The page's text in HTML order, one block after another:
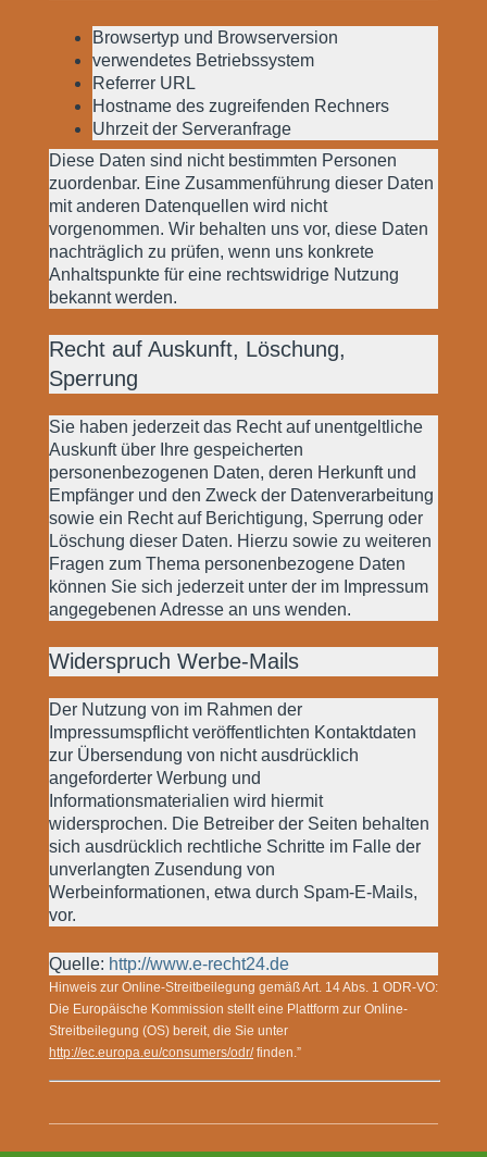
Browsertyp und Browserversion
verwendetes Betriebssystem
Referrer URL
Hostname des zugreifenden Rechners
Uhrzeit der Serveranfrage
Diese Daten sind nicht bestimmten Personen
zuordenbar. Eine Zusammenführung dieser Daten
mit anderen Datenquellen wird nicht
vorgenommen. Wir behalten uns vor, diese Daten
nachträglich zu prüfen, wenn uns konkrete
Anhaltspunkte für eine rechtswidrige Nutzung
bekannt werden.
Recht auf Auskunft, Löschung,
Sperrung
Sie haben jederzeit das Recht auf unentgeltliche
Auskunft über Ihre gespeicherten
personenbezogenen Daten, deren Herkunft und
Empfänger und den Zweck der Datenverarbeitung
sowie ein Recht auf Berichtigung, Sperrung oder
Löschung dieser Daten. Hierzu sowie zu weiteren
Fragen zum Thema personenbezogene Daten
können Sie sich jederzeit unter der im Impressum
angegebenen Adresse an uns wenden.
Widerspruch Werbe-Mails
Der Nutzung von im Rahmen der
Impressumspflicht veröffentlichten Kontaktdaten
zur Übersendung von nicht ausdrücklich
angeforderter Werbung und
Informationsmaterialien wird hiermit
widersprochen. Die Betreiber der Seiten behalten
sich ausdrücklich rechtliche Schritte im Falle der
unverlangten Zusendung von
Werbeinformationen, etwa durch Spam-E-Mails,
vor.
Quelle: http://www.e-recht24.de
Hinweis zur Online-Streitbeilegung gemäß Art. 14 Abs. 1 ODR-VO:
Die Europäische Kommission stellt eine Plattform zur Online-
Streitbeilegung (OS) bereit, die Sie unter
http://ec.europa.eu/consumers/odr/finden.”